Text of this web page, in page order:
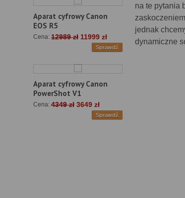
Aparat cyfrowy Canon
EOS R5
Cena: 12989 zł 11999 zł
Sprawdź
Aparat cyfrowy Canon
PowerShot V1
Cena: 4349 zł 3649 zł
Sprawdź
na te pytania
jednak
dynamiczne